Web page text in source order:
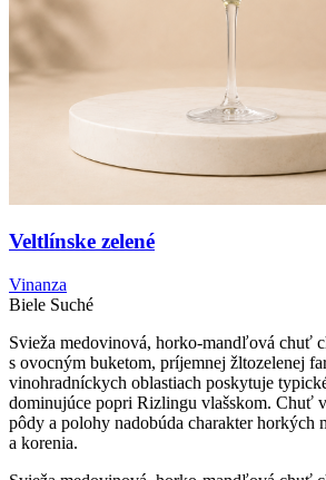
Veltlínske zelené
Vinanza
Biele Suché
Svieža medovinová, horko-mandľová chuť
s ovocným buketom, príjemnej žltozelenej
vinohradníckych oblastiach poskytuje
dominujúce popri Rizlingu vlašskom. Chuť
pôdy a polohy nadobúda charakter horkých
a korenia.